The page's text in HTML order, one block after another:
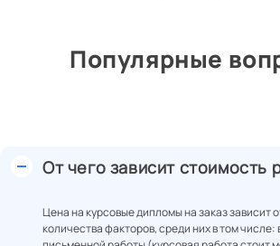
Популярные
От чего зависит стоимость
Цена на курсовые дипломы на заказ зависит
количества факторов, среди них в том числе: